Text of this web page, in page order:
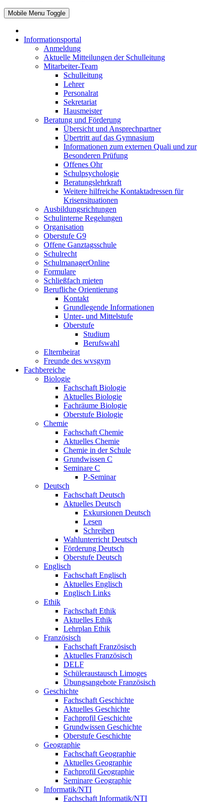
Mobile Menu Toggle
Informationsportal
Anmeldung
Aktuelle Mitteilungen der Schulleitung
Mitarbeiter-Team
Schulleitung
Lehrer
Personalrat
Sekretariat
Hausmeister
Beratung und Förderung
Übersicht und Ansprechpartner
Übertritt auf das Gymnasium
Informationen zum externen Quali und zur
Besonderen Prüfung
Offenes Ohr
Schulpsychologie
Beratungslehrkraft
Weitere hilfreiche Kontaktadressen für
Krisensituationen
Ausbildungsrichtungen
Schulinterne Regelungen
Organisation
Oberstufe G9
Offene Ganztagsschule
Schulrecht
SchulmanagerOnline
Formulare
Schließfach mieten
Berufliche Orientierung
Kontakt
Grundlegende Informationen
Unter- und Mittelstufe
Oberstufe
Studium
Berufswahl
Elternbeirat
Freunde des wvsgym
Fachbereiche
Biologie
Fachschaft Biologie
Aktuelles Biologie
Fachräume Biologie
Oberstufe Biologie
Chemie
Fachschaft Chemie
Aktuelles Chemie
Chemie in der Schule
Grundwissen C
Seminare C
P-Seminar
Deutsch
Fachschaft Deutsch
Aktuelles Deutsch
Exkursionen Deutsch
Lesen
Schreiben
Wahlunterricht Deutsch
Förderung Deutsch
Oberstufe Deutsch
Englisch
Fachschaft Englisch
Aktuelles Englisch
Englisch Links
Ethik
Fachschaft Ethik
Aktuelles Ethik
Lehrplan Ethik
Französisch
Fachschaft Französisch
Aktuelles Französisch
DELF
Schüleraustausch Limoges
Übungsangebote Französisch
Geschichte
Fachschaft Geschichte
Aktuelles Geschichte
Fachprofil Geschichte
Grundwissen Geschichte
Oberstufe Geschichte
Geographie
Fachschaft Geographie
Aktuelles Geographie
Fachprofil Geographie
Seminare Geographie
Informatik/NTI
Fachschaft Informatik/NTI